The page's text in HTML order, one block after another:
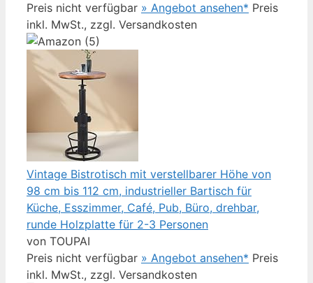
Preis nicht verfügbar » Angebot ansehen* Preis
inkl. MwSt., zzgl. Versandkosten
Vintage Bistrotisch mit verstellbarer Höhe von
98 cm bis 112 cm, industrieller Bartisch für
Küche, Esszimmer, Café, Pub, Büro, drehbar,
runde Holzplatte für 2-3 Personen
von TOUPAI
Preis nicht verfügbar » Angebot ansehen* Preis
inkl. MwSt., zzgl. Versandkosten